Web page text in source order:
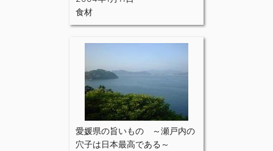
食材
愛媛県の旨いもの ～瀬戸内の
穴子は日本最高である～